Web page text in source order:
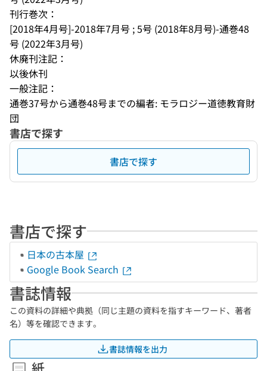
刊行巻次：
[2018年4月号]-2018年7月号 ; 5号 (2018年8月号)-通巻48
号 (2022年3月号)
休廃刊注記：
以後休刊
一般注記：
通巻37号から通巻48号までの編者: モラロジー道徳教育財
団
書店で探す
書店で探す
書店で探す
日本の古本屋
Google Book Search
書誌情報
この資料の詳細や典拠（同じ主題の資料を指すキーワード、著者
名）等を確認できます。
書誌情報を出力